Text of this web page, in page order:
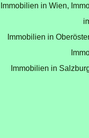
Immobilien in Wien,
Immobilien in
Immobilien in